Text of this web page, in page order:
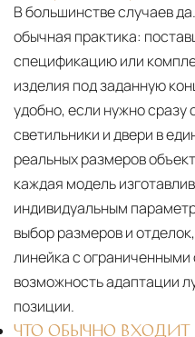
В большинстве случаев
обычная практика:
спецификацию или
изделия под заданную
удобно, если нужно сразу
светильники и двери в
реальных размеров
каждая модель
индивидуальным
выбор размеров и
линейка с
возможность адаптации
позиции.
ЧТО ОБЫЧНО ВХОДИТ